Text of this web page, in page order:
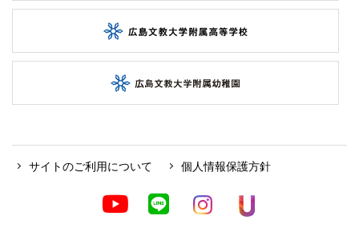
サイトのご利用について 個人情報保護方針